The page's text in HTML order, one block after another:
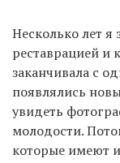
Несколько лет
реставрацией и
заканчивала с
появлялись
увидеть
молодости.
которые имеют